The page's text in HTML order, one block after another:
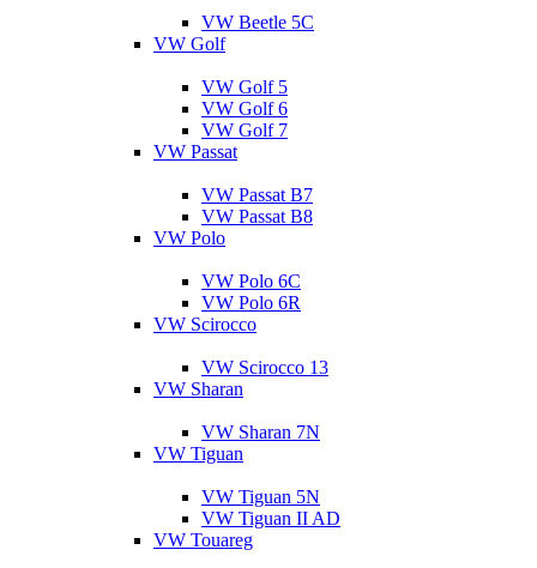
VW Beetle 5C
VW Golf
VW Golf 5
VW Golf 6
VW Golf 7
VW Passat
VW Passat B7
VW Passat B8
VW Polo
VW Polo 6C
VW Polo 6R
VW Scirocco
VW Scirocco 13
VW Sharan
VW Sharan 7N
VW Tiguan
VW Tiguan 5N
VW Tiguan II AD
VW Touareg